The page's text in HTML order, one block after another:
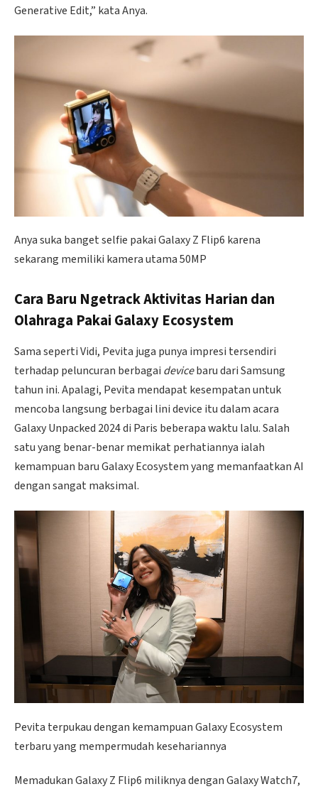
Generative Edit,” kata Anya.
Anya suka banget selfie pakai Galaxy Z Flip6 karena
sekarang memiliki kamera utama 50MP
Cara Baru Ngetrack Aktivitas Harian dan
Olahraga Pakai Galaxy Ecosystem
Sama seperti Vidi, Pevita juga punya impresi tersendiri
terhadap peluncuran berbagai devicebaru dari Samsung
tahun ini. Apalagi, Pevita mendapat kesempatan untuk
mencoba langsung berbagai lini device itu dalam acara
Galaxy Unpacked 2024 di Paris beberapa waktu lalu. Salah
satu yang benar-benar memikat perhatiannya ialah
kemampuan baru Galaxy Ecosystem yang memanfaatkan AI
dengan sangat maksimal.
Pevita terpukau dengan kemampuan Galaxy Ecosystem
terbaru yang mempermudah kesehariannya
Memadukan Galaxy Z Flip6 miliknya dengan Galaxy Watch7,